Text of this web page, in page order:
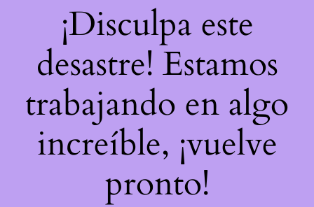
¡Disculpa este
desastre! Estamos
trabajando en algo
increíble, ¡vuelve
pronto!